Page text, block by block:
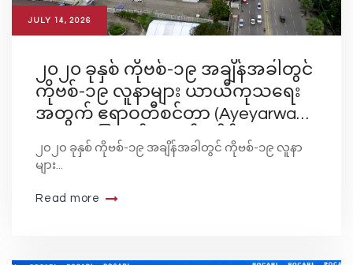
JULY 14, 2026
၂၀၂၀ ခုနှစ် ကိုဗစ်-၁၉ အချိန်အခါတွင်
ကိုဗစ်-၁၉ လူနာများ ယာယီကုသရေး
အတွက် ဧရာဝတီစင်တာ (Ayeyarwady
Center) ပြုလုပ်ခဲ့သည့် ပုံရိပ်များ
၂၀၂၀ ခုနှစ် ကိုဗစ်-၁၉ အချိန်အခါတွင် ကိုဗစ်-၁၉ လူနာ
များ...
Read more